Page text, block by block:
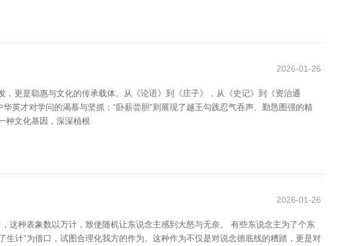
2026-01-26
更是聪惠与文化的传承载体。从《论语》到《庄子》，从《史记》到《资治通
英才对学问的渴慕与坚抓；“卧薪尝胆”则展现了越王勾践忍气吞声、勤恳图强的精
种文化基因，深深植根
2026-01-26
这种表象数以万计，致使随机让东说念主感到大怒与无奈。 有些东说念主为了个东
计”为借口，试图合理化我方的作为。这种作为不仅是对说念德底线的糟踏，更是对